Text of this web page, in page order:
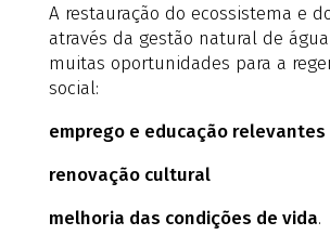
A restauração do ecossistema e
através da gestão natural de
muitas oportunidades para a
social:
emprego e educação relevantes
renovação cultural
melhoria das condições de vida.